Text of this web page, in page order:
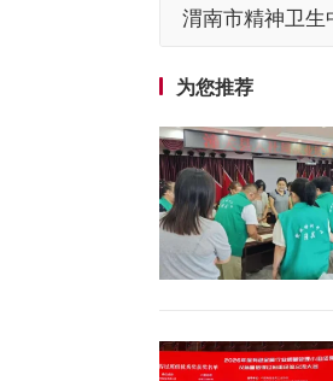
渭南市精神卫生
为您推荐